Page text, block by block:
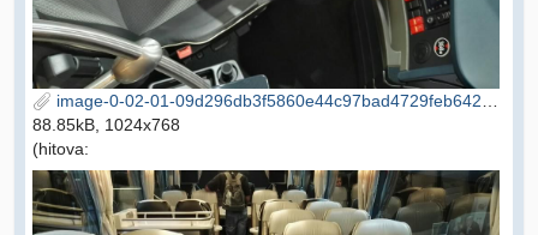
image-0-02-01-09d296db3f5860e44c97bad4729feb64203acb1fa37131cd15a29187e3577c49-V.jpg
88.85kB, 1024x768
(hitova: